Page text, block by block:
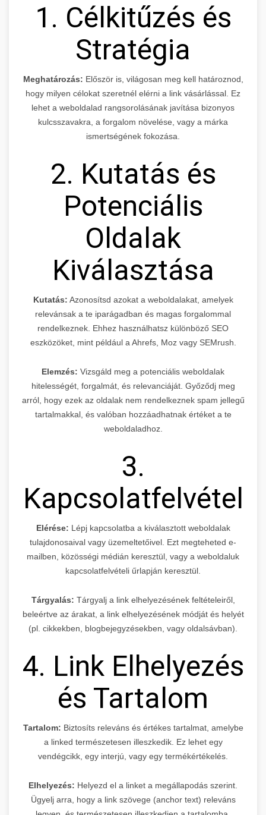
1. Célkitűzés és
Stratégia
Meghatározás: Először is, világosan meg kell határoznod,
hogy milyen célokat szeretnél elérni a link vásárlással. Ez
lehet a weboldalad rangsorolásának javítása bizonyos
kulcsszavakra, a forgalom növelése, vagy a márka
ismertségének fokozása.
2. Kutatás és
Potenciális
Oldalak
Kiválasztása
Kutatás: Azonosítsd azokat a weboldalakat, amelyek
relevánsak a te iparágadban és magas forgalommal
rendelkeznek. Ehhez használhatsz különböző SEO
eszközöket, mint például a Ahrefs, Moz vagy SEMrush.
Elemzés: Vizsgáld meg a potenciális weboldalak
hitelességét, forgalmát, és relevanciáját. Győződj meg
arról, hogy ezek az oldalak nem rendelkeznek spam jellegű
tartalmakkal, és valóban hozzáadhatnak értéket a te
weboldaladhoz.
3.
Kapcsolatfelvétel
Elérése: Lépj kapcsolatba a kiválasztott weboldalak
tulajdonosaival vagy üzemeltetőivel. Ezt megteheted e-
mailben, közösségi médián keresztül, vagy a weboldaluk
kapcsolatfelvételi űrlapján keresztül.
Tárgyalás: Tárgyalj a link elhelyezésének feltételeiről,
beleértve az árakat, a link elhelyezésének módját és helyét
(pl. cikkekben, blogbejegyzésekben, vagy oldalsávban).
4. Link Elhelyezés
és Tartalom
Tartalom: Biztosíts releváns és értékes tartalmat, amelybe
a linked természetesen illeszkedik. Ez lehet egy
vendégcikk, egy interjú, vagy egy termékértékelés.
Elhelyezés: Helyezd el a linket a megállapodás szerint.
Ügyelj arra, hogy a link szövege (anchor text) releváns